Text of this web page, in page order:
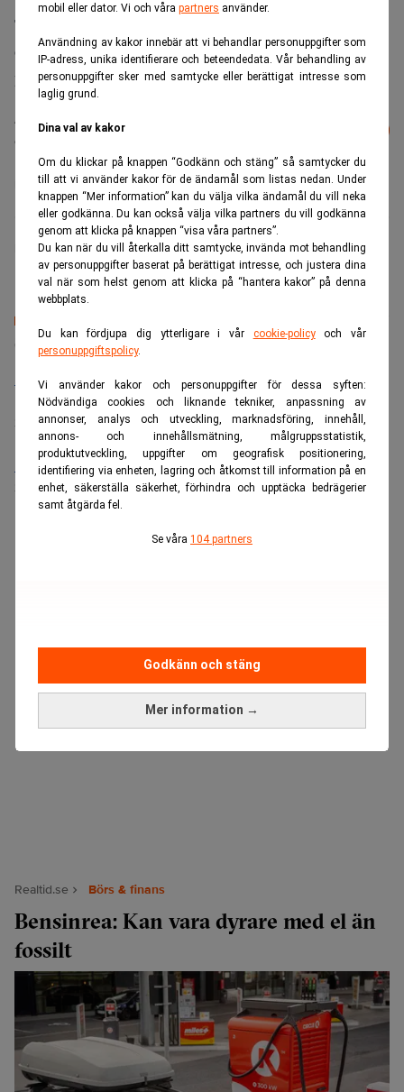
mobil eller dator. Vi och våra partners använder.
Användning av kakor innebär att vi behandlar personuppgifter som
IP-adress, unika identifierare och beteendedata. Vår behandling av
personuppgifter sker med samtycke eller berättigat intresse som
laglig grund.
Dina val av kakor
Om du klickar på knappen “Godkänn och stäng” så samtycker du
till att vi använder kakor för de ändamål som listas nedan. Under
knappen “Mer information” kan du välja vilka ändamål du vill neka
eller godkänna. Du kan också välja vilka partners du vill godkänna
genom att klicka på knappen “visa våra partners”.
Du kan när du vill återkalla ditt samtycke, invända mot behandling
av personuppgifter baserat på berättigat intresse, och justera dina
val när som helst genom att klicka på “hantera kakor” på denna
webbplats.
Du kan fördjupa dig ytterligare i vår cookie-policyoch vår
personuppgiftspolicy.
Vi använder kakor och personuppgifter för dessa syften:
Nödvändiga cookies och liknande tekniker, anpassning av
annonser, analys och utveckling, marknadsföring, innehåll,
annons- och innehållsmätning, målgruppsstatistik,
produktutveckling, uppgifter om geografisk positionering,
identifiering via enheten, lagring och åtkomst till information på en
enhet, säkerställa säkerhet, förhindra och upptäcka bedrägerier
samt åtgärda fel.
Se våra 104 partners
Mer information →
Godkänn och stäng
Transaktionen planeras ske inom kort och Danske Bank
och Swedbank är arrangörer, skriver bolaget i ett
pressmeddelande.
Läs mer från Realtid - vårt nyhetsbrev
är kostnadsfritt:
Akelius
Realtid.se
Senaste lediga jobben
Bolagsjurist till Eltel AB
Placering:Bromma, Stockholm
Sista ansökningsdag:21/08/2026
Medarbetare inom Intern styrning och kontroll till Alecta
Sista ansökningsdag:13/06/2026
Realtid.se Börs & finans
Bensinrea: Kan vara dyrare med el än
fossilt